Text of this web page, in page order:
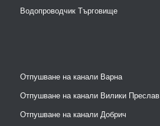
Водопроводчик Търговище
Отпушване на канали Варна
Отпушване на канали Вилики Преслав
Отпушване на канали Добрич